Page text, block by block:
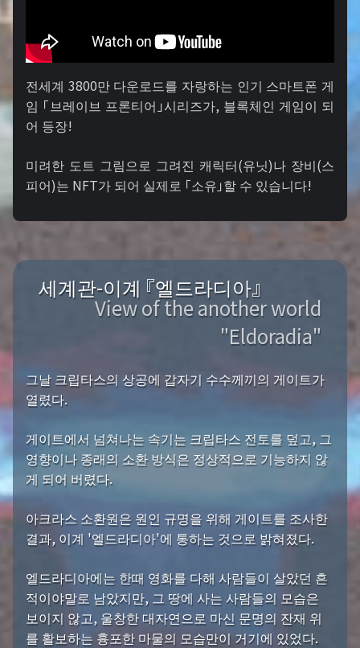
전세계 3800만 다운로드를 자랑하는 인기 스마트폰 게
임 「브레이브 프론티어」시리즈가, 블록체인 게임이 되
어 등장!
미려한 도트 그림으로 그려진 캐릭터(유닛)나 장비(스
피어)는 NFT가 되어 실제로 「소유」할 수 있습니다!
세계관-이계 『엘드라디아』
View of the another world
"Eldoradia"
그날 크립타스의 상공에 갑자기 수수께끼의 게이트가
열렸다.
게이트에서 넘쳐나는 속기는 크립타스 전토를 덮고, 그
영향이나 종래의 소환 방식은 정상적으로 기능하지 않
게 되어 버렸다.
아크라스 소환원은 원인 규명을 위해 게이트를 조사한
결과, 이계 '엘드라디아'에 통하는 것으로 밝혀졌다.
엘드라디아에는 한때 영화를 다해 사람들이 살았던 흔
적이야말로 남았지만, 그 땅에 사는 사람들의 모습은
보이지 않고, 울창한 대자연으로 마신 문명의 잔재 위
를 활보하는 흉포한 마물의 모습만이 거기에 있었다.